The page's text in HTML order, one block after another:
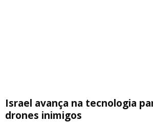
Israel avança na tecnologia
drones inimigos